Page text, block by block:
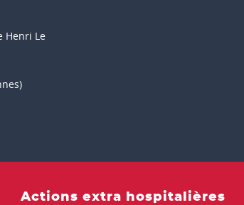
Henri Le
Actions extra hospitalières